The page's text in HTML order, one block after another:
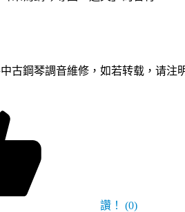
古鋼琴調音維修，如若转载，请注明
讚！ (0)